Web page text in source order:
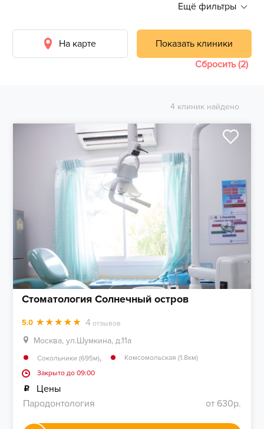
Ещё фильтры
На карте
Показать клиники
Сбросить (2)
4 клиник найдено
Стоматология Солнечный остров
5.0 4 отзывов
Москва, ул.Шумкина, д.11а
Сокольники (695м),
Комсомольская (1.8км)
Закрыто до 09:00
Цены
Пародонтология
от 630р.